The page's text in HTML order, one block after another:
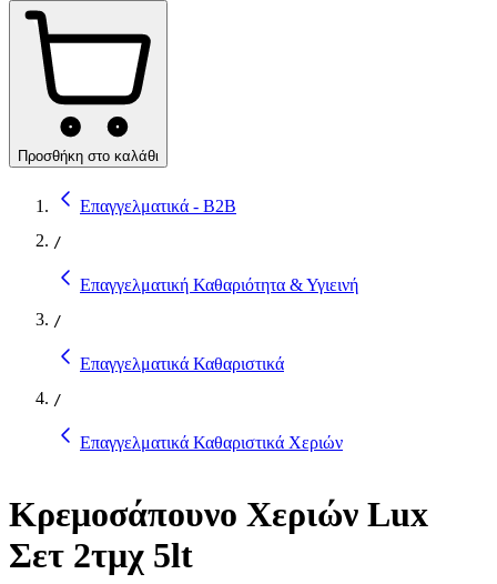
Προσθήκη στο καλάθι
Επαγγελματικά - B2B
/
Επαγγελματική Καθαριότητα & Υγιεινή
/
Επαγγελματικά Καθαριστικά
/
Επαγγελματικά Καθαριστικά Χεριών
Κρεμοσάπουνο Χεριών Lux
Σετ 2τμχ 5lt